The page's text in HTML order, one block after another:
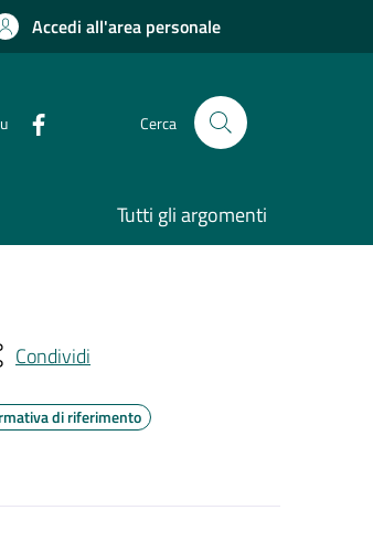
Accedi all'area personale
Cerca
Tutti gli argomenti
Condividi
di riferimento